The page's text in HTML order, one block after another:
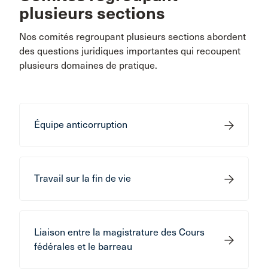
plusieurs sections
Nos comités regroupant plusieurs sections abordent
des questions juridiques importantes qui recoupent
plusieurs domaines de pratique.
Équipe anticorruption
Travail sur la fin de vie
Liaison entre la magistrature des Cours
fédérales et le barreau